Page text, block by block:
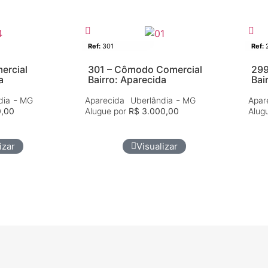
- MG
Comércio
Ref: 301
301 – Cômodo Comercial
Bairro: Aparecida
Aparecida Uberlândia - MG
Alugue por R$ 3.000,00
Visualizar
Ref: